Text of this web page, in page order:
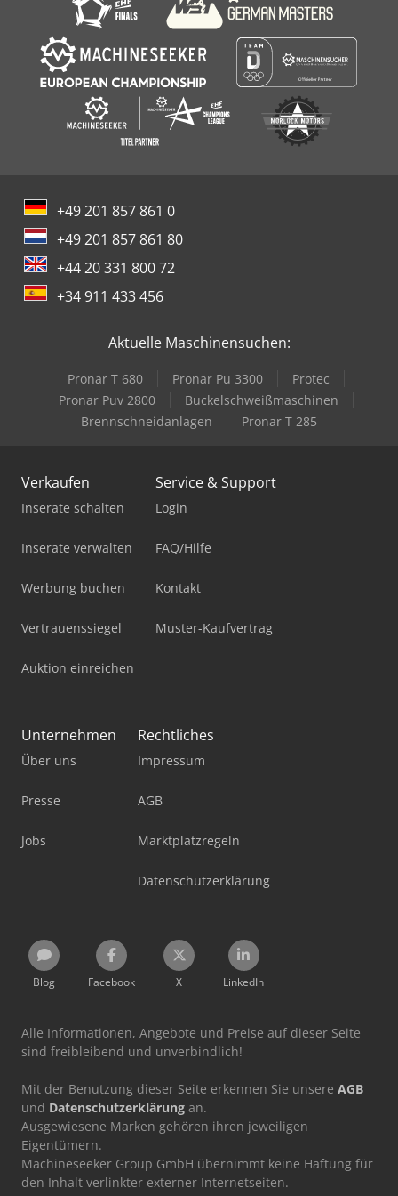
günstigen Preisen. Für die Hydraulik der Pressen werden
überwiegend Komponenten führender Europäischer
Hersteller verbaut.
+49 201 857 861 0
+49 201 857 861 80
+44 20 331 800 72
+34 911 433 456
Aktuelle Maschinensuchen:
Pronar T 680 Pronar Pu 3300
Protec
Pronar Puv 2800
Buckelschweißmaschinen
Brennschneidanlagen
Pronar T 285
Verkaufen
Inserate schalten
Inserate verwalten
Werbung buchen
Vertrauenssiegel
Auktion einreichen
Service & Support
Login
FAQ/Hilfe
Kontakt
Muster-Kaufvertrag
Unternehmen
Über uns
Presse
Jobs
Rechtliches
Impressum
AGB
Marktplatzregeln
Datenschutzerklärung
Blog Facebook X LinkedIn
Alle Informationen, Angebote und Preise auf dieser Seite
sind freibleibend und unverbindlich!
Mit der Benutzung dieser Seite erkennen Sie unsere AGB
und Datenschutzerklärung an.
Ausgewiesene Marken gehören ihren jeweiligen
Eigentümern.
Machineseeker Group GmbH übernimmt keine Haftung für
den Inhalt verlinkter externer Internetseiten.